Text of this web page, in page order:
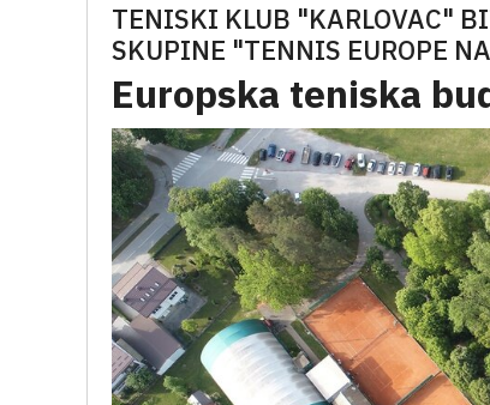
TENISKI KLUB "KARLOVAC"
SKUPINE "TENNIS EUROPE
Europska teniska